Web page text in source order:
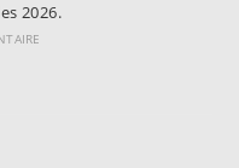
2026.